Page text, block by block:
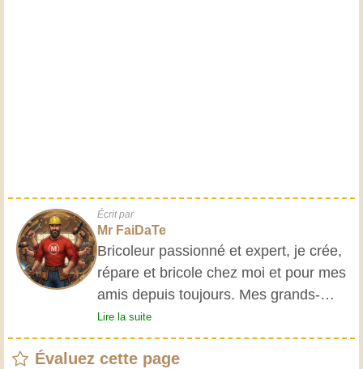
Écrit par
Mr FaiDaTe
Bricoleur passionné et expert, je crée,
répare et bricole chez moi et pour mes
amis depuis toujours. Mes grands-
parents m'ont initié très jeune, et
depuis, j'ai acquis une riche expérience.
L'expérience est essentielle ! Elle nous
Lire la suite
Évaluez cette page